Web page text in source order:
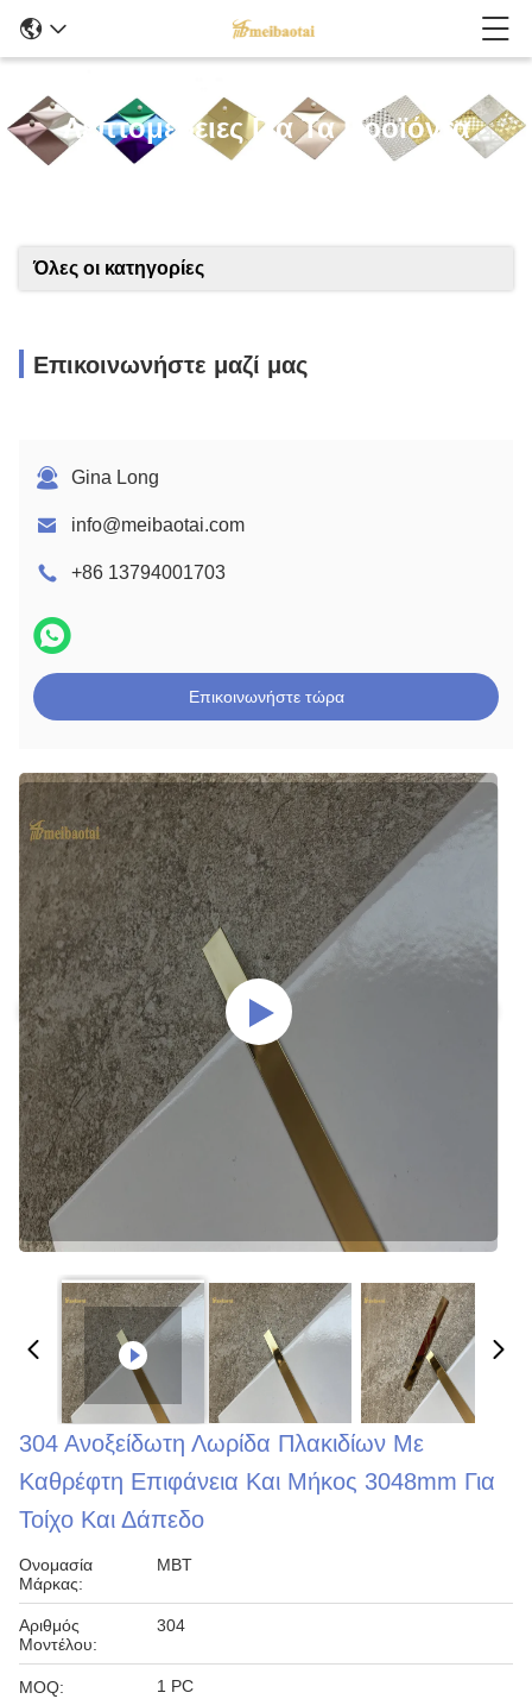
Λεπτομέρειες Για Τα Προϊόντα
Όλες οι κατηγορίες
Επικοινωνήστε μαζί μας
Gina Long
info@meibaotai.com
+86 13794001703
Επικοινωνήστε τώρα
304 Ανοξείδωτη Λωρίδα Πλακιδίων Με
Καθρέφτη Επιφάνεια Και Μήκος 3048mm Για
Τοίχο Και Δάπεδο
Ονομασία
Μάρκας:
MBT
Αριθμός
Μοντέλου:
304
MOQ: 1 PC